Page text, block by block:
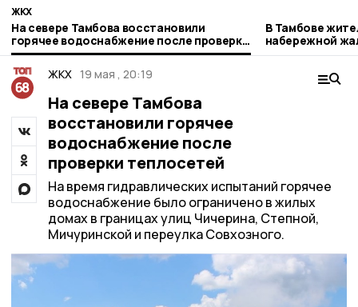
ЖКХ
На севере Тамбова восстановили
горячее водоснабжение после проверки
теплосетей
В Тамбове
набережной
после ремонта
ЖКХ 19 мая , 20:19
На севере Тамбова
восстановили горячее
водоснабжение после
проверки теплосетей
На время гидравлических испытаний горячее
водоснабжение было ограничено в жилых
домах в границах улиц Чичерина, Степной,
Мичуринской и переулка Совхозного.